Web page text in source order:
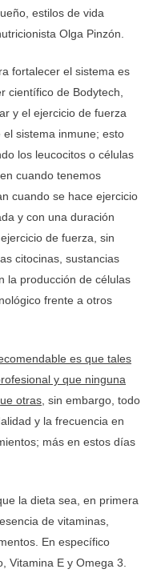
estilos de vida
Olga Pinzón.
fortalecer el sistema es
científico de Bodytech,
y el ejercicio de fuerza
sistema inmune; esto
los leucocitos o células
cuando tenemos
cuando se hace ejercicio
y con una duración
de fuerza, sin
citocinas, sustancias
la producción de células
frente a otros
es que tales
y que ninguna
otras, sin embargo, todo
y la frecuencia en
más en estos días
la dieta sea, en primera
de vitaminas,
En específico
Vitamina E y Omega 3.